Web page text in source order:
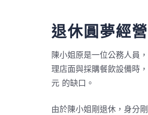
退休圓夢經
陳小姐原是一位公務人員
理店面與採購餐飲設備時
元 的缺口。
由於陳小姐剛退休，身分